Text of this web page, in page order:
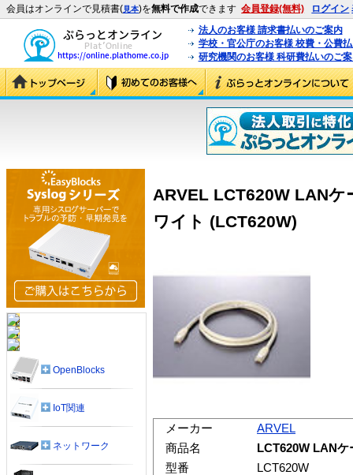
会員はオンラインで見積書(見本)を無料で作成できます 会員登録(無料) ログイン
法人のお客様 請求書払いのご案内
学校・官公庁のお客様 校費・公費
研究機関のお客様 科研費払いのご
ARVEL LCT620W LAN
ワイト (LCT620W)
メーカー
ARVEL
商品名
LCT620W LAN
型番
LCT620W
OpenBlocks
IoT関連
ネットワーク